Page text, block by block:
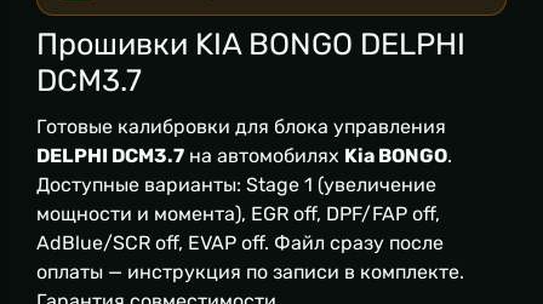
Прошивки KIA BONGO DELPHI
DCM3.7
Готовые калибровки для блока управления
DELPHI DCM3.7 на автомобилях Kia BONGO.
Доступные варианты: Stage 1 (увеличение
мощности и момента), EGR off, DPF/FAP off,
AdBlue/SCR off, EVAP off. Файл сразу после
оплаты — инструкция по записи в комплекте.